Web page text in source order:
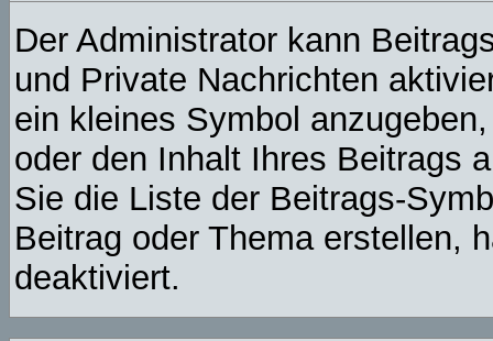
Der Administrator kann
und Private Nachrichten
ein kleines Symbol
oder den Inhalt Ihres Beitrags
Sie die Liste der Beitrags-
Beitrag oder Thema erstellen,
deaktiviert.